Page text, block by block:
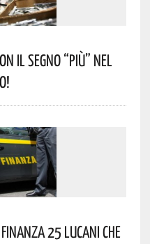
IL SEGNO “PIÙ” NEL
25 LUCANI CHE